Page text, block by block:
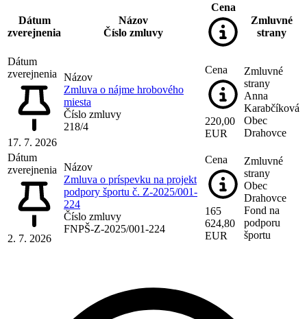
Dátum
zverejnenia
Názov
Číslo zmluvy
Cena
Zmluvné
strany
Dátum
zverejnenia
17. 7. 2026
Názov
Zmluva o nájme hrobového
miesta
Číslo zmluvy
218/4
Cena
220,00
EUR
Zmluvné
strany
Anna
Karabčíková
Obec
Drahovce
Dátum
zverejnenia
2. 7. 2026
Názov
Zmluva o príspevku na projekt
podpory športu č. Z-2025/001-
224
Číslo zmluvy
FNPŠ-Z-2025/001-224
Cena
165
624,80
EUR
Zmluvné
strany
Obec
Drahovce
Fond na
podporu
športu